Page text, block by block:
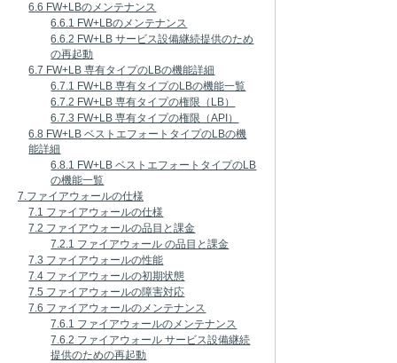
6.6 FW+LBのメンテナンス
6.6.1 FW+LBのメンテナンス
6.6.2 FW+LB サービス設備継続提供のため
の再起動
6.7 FW+LB 専有タイプのLBの機能詳細
6.7.1 FW+LB 専有タイプのLBの機能一覧
6.7.2 FW+LB 専有タイプの権限（LB）
6.7.3 FW+LB 専有タイプの権限（API）
6.8 FW+LB ベストエフォートタイプのLBの機
能詳細
6.8.1 FW+LB ベストエフォートタイプのLB
の機能一覧
7.ファイアウォールの仕様
7.1 ファイアウォールの仕様
7.2 ファイアウォールの品目と課金
7.2.1 ファイアウォール の品目と課金
7.3 ファイアウォールの性能
7.4 ファイアウォールの初期状態
7.5 ファイアウォールの障害対応
7.6 ファイアウォールのメンテナンス
7.6.1 ファイアウォールのメンテナンス
7.6.2 ファイアウォール サービス設備継続
提供のための再起動